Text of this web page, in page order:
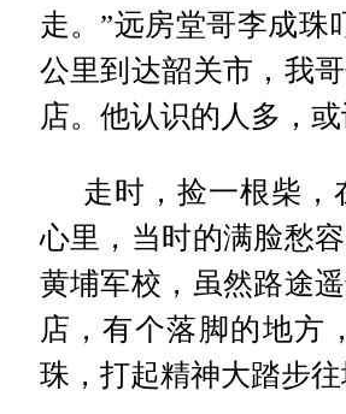
走。”远房堂哥李成珠
公里到达韶关市，我
店。他认识的人多，
走时， 捡一根柴，
心里，当时的满脸愁
黄埔军校，虽然路途
店，有个落脚的地方
珠，打起精神大踏步